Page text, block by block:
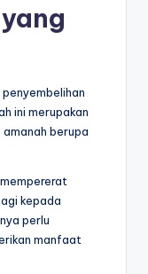
ini merupakan
berupa
kepada
perlu
manfaat